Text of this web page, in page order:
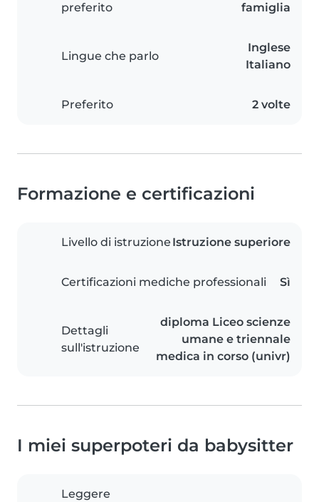
preferito
famiglia
Lingue che parlo
Inglese
Italiano
Preferito 2 volte
Formazione e certificazioni
Livello di istruzione Istruzione superiore
Certificazioni mediche professionali Sì
Dettagli
sull'istruzione
diploma Liceo scienze
umane e triennale
medica in corso (univr)
I miei superpoteri da babysitter
Leggere